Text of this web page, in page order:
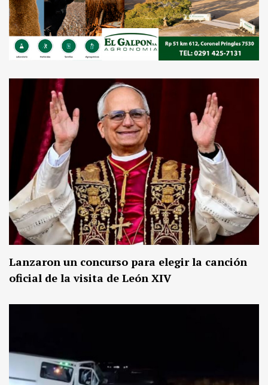
Lanzaron un concurso para elegir la canción
oficial de la visita de León XIV